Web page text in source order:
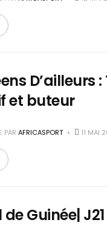
D’ailleurs
et buteur
PAR AFRICASPORT 11 MAI
de Guinée|